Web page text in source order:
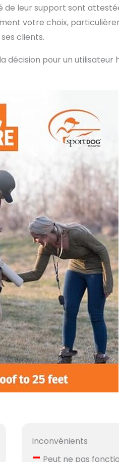
leur support sont
votre choix,
clients.
pour un utilisateur
Inconvénients
– Peut ne pas